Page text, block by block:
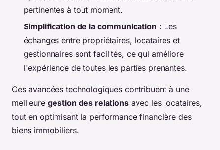
pertinentes à tout moment.
Simplification de la communication : Les
échanges entre propriétaires, locataires et
gestionnaires sont facilités, ce qui améliore
l'expérience de toutes les parties prenantes.
Ces avancées technologiques contribuent à une
meilleure gestion des relations avec les locataires,
tout en optimisant la performance financière des
biens immobiliers.